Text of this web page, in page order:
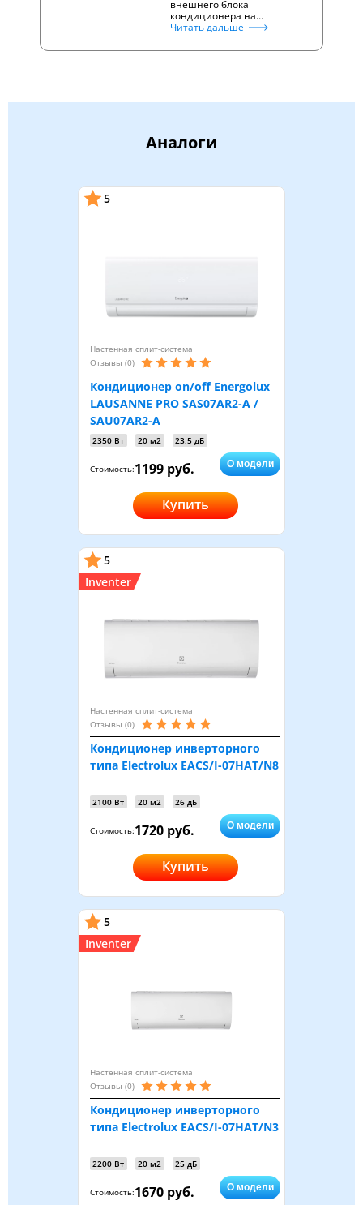
внешнего блока
кондиционера на…
Читать дальше
Аналоги
5
Настенная сплит-система
Отзывы (0)
Кондиционер on/off Energolux
LAUSANNE PRO SAS07AR2-A /
SAU07AR2-A
2350 Вт 20 м2 23,5 дБ
Стоимость:1199 руб. О модели
Купить
5
Inventer
Настенная сплит-система
Отзывы (0)
Кондиционер инверторного
типа Electrolux EACS/I-07HAT/N8
2100 Вт 20 м2 26 дБ
Стоимость:1720 руб. О модели
Купить
5
Inventer
Настенная сплит-система
Отзывы (0)
Кондиционер инверторного
типа Electrolux EACS/I-07HAT/N3
2200 Вт 20 м2 25 дБ
Стоимость:1670 руб. О модели